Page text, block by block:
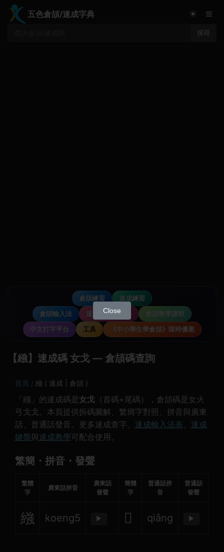
五色倉頡/速成字典
搜尋
☀ ≡
倉頡練習
速成練習
倉頡輸入法
速成輸入法教學
倉頡教學課程
中文打字平台
工具 《中小學生學倉頡》限時優惠
【繈】速成碼 女戈 — 倉頡碼查詢
首頁 繈 ( 速成 | 倉頡 )
「繈」的速成碼是 女戈 （首碼+尾碼），倉頡碼是女火
弓戈戈。本頁提供拆碼圖解、繁簡字對照、拼音與廣東
話、普通話發音。更多速成查字、 速成輸入法表、 速成
鍵盤與速成教學可配合使用。
繁簡・拼音・發聲
繁體
字
廣東話拼音
廣東話
發聲
簡體
字
普通話拼
音
普通話
發聲
繈 koeng5 ▶ 𫄶 qiǎng ▶
Close